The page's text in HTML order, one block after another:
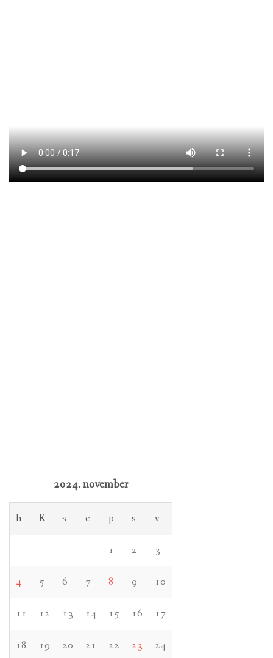
2024. november
h K s c p s v
1 2 3
4 5 6 7 8 9 10
11 12 13 14 15 16 17
18 19 20 21 22 23 24